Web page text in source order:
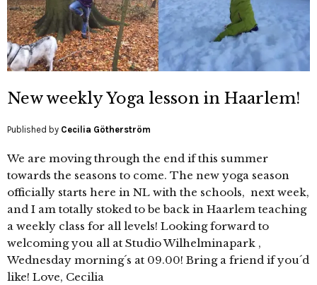
New weekly Yoga lesson in Haarlem!
Published by Cecilia Götherström
We are moving through the end if this summer
towards the seasons to come. The new yoga season
officially starts here in NL with the schools, next week,
and I am totally stoked to be back in Haarlem teaching
a weekly class for all levels! Looking forward to
welcoming you all at Studio Wilhelminapark ,
Wednesday morning´s at 09.00! Bring a friend if you´d
like! Love, Cecilia